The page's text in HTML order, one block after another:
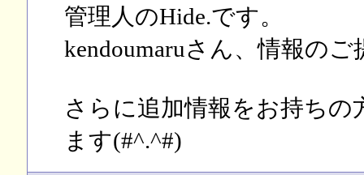
管理人のHide.です。
kendoumaruさん、情報の
さらに追加情報をお持ち
ます(#^.^#)